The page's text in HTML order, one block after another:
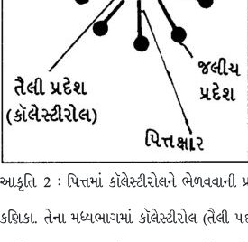
આકૃતિ 2 : પિત્તમાં કૉલેસ્ટીરોલને ભેળવવાની
કણિકા. તેના મધ્યભાગમાં કૉલેસ્ટીરોલ (તૈલી